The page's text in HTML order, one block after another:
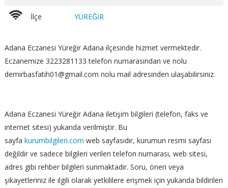
İlçe YÜREĞİR
Adana Eczanesi Yüreğir Adana ilçesinde hizmet vermektedir.
Eczanemize 3223281133 telefon numarasından ve nolu
demirbasfatih01@gmail.com nolu mail adresinden ulaşabilirsiniz.
Adana Eczanesi Yüreğir Adana iletişim bilgileri (telefon, faks ve
internet sitesi) yukarıda verilmiştir. Bu
sayfa kurumbilgileri.com web sayfasıdır, kurumun resmi sayfası
değildir ve sadece bilgileri verilen telefon numarası, web sitesi,
adres gibi rehber bilgileri sunmaktadır. Soru, öneri veya
şikayetleriniz ile ilgili olarak yetkililere erişmek için yukarıda bildirilen